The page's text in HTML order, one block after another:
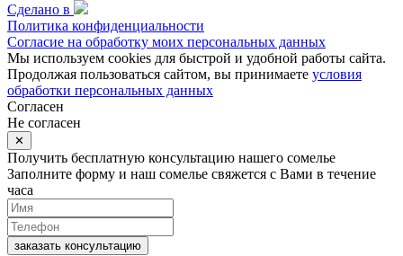
Сделано в
Политика конфиденциальности
Согласие на обработку моих персональных данных
Мы используем cookies для быстрой и удобной работы сайта.
Продолжая пользоваться сайтом, вы принимаете условия
обработки персональных данных
Согласен
Не согласен
✕
Получить бесплатную консультацию нашего сомелье
Заполните форму и наш сомелье свяжется с Вами в течение
часа
заказать консультацию